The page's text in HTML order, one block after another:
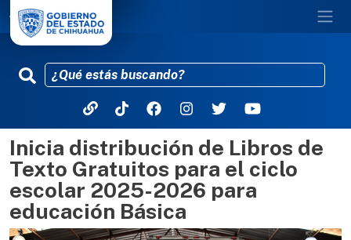
Pasar al contenido principal
Inicia distribución de Libros de
Texto Gratuitos para el ciclo
escolar 2025-2026 para
educación Básica